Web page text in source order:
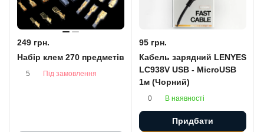
249 грн.
Набір клем 270 предметів
5 Під замовлення
95 грн.
Кабель зарядний LENYES
LC938V USB - MicroUSB
1м (Чорний)
0 В наявності
Придбати